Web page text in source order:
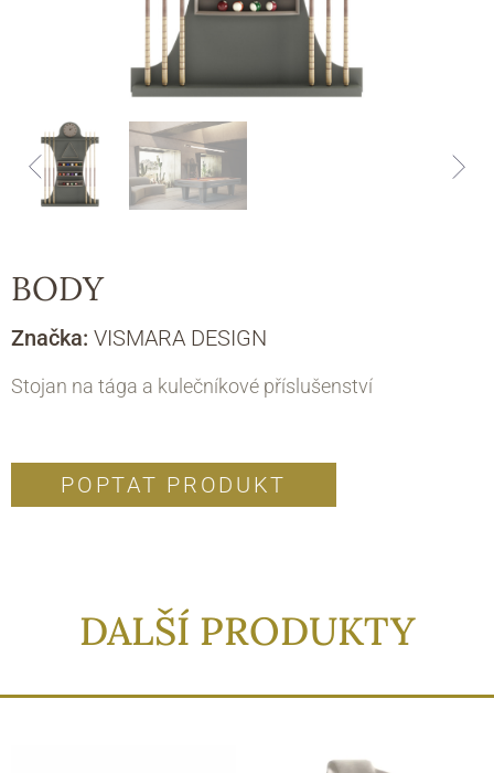
BODY
Značka: VISMARA DESIGN
Stojan na tága a kulečníkové příslušenství
POPTAT PRODUKT
DALŠÍ PRODUKTY